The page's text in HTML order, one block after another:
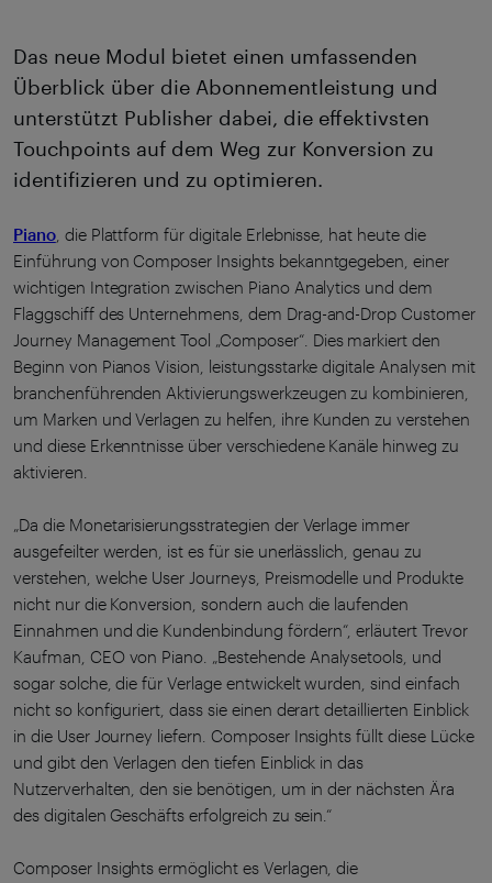
Das neue Modul bietet einen umfassenden
Überblick über die Abonnementleistung und
unterstützt Publisher dabei, die effektivsten
Touchpoints auf dem Weg zur Konversion zu
identifizieren und zu optimieren.
Piano, die Plattform für digitale Erlebnisse, hat heute die
Einführung von Composer Insights bekanntgegeben, einer
wichtigen Integration zwischen Piano Analytics und dem
Flaggschiff des Unternehmens, dem Drag-and-Drop Customer
Journey Management Tool „Composer“. Dies markiert den
Beginn von Pianos Vision, leistungsstarke digitale Analysen mit
branchenführenden Aktivierungswerkzeugen zu kombinieren,
um Marken und Verlagen zu helfen, ihre Kunden zu verstehen
und diese Erkenntnisse über verschiedene Kanäle hinweg zu
aktivieren.
„Da die Monetarisierungsstrategien der Verlage immer
ausgefeilter werden, ist es für sie unerlässlich, genau zu
verstehen, welche User Journeys, Preismodelle und Produkte
nicht nur die Konversion, sondern auch die laufenden
Einnahmen und die Kundenbindung fördern“, erläutert Trevor
Kaufman, CEO von Piano. „Bestehende Analysetools, und
sogar solche, die für Verlage entwickelt wurden, sind einfach
nicht so konfiguriert, dass sie einen derart detaillierten Einblick
in die User Journey liefern. Composer Insights füllt diese Lücke
und gibt den Verlagen den tiefen Einblick in das
Nutzerverhalten, den sie benötigen, um in der nächsten Ära
des digitalen Geschäfts erfolgreich zu sein.“
Composer Insights ermöglicht es Verlagen, die